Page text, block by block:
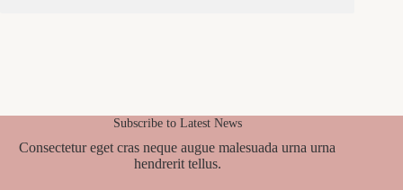
Subscribe to Latest News
Consectetur eget cras neque augue malesuada urna urna
hendrerit tellus.